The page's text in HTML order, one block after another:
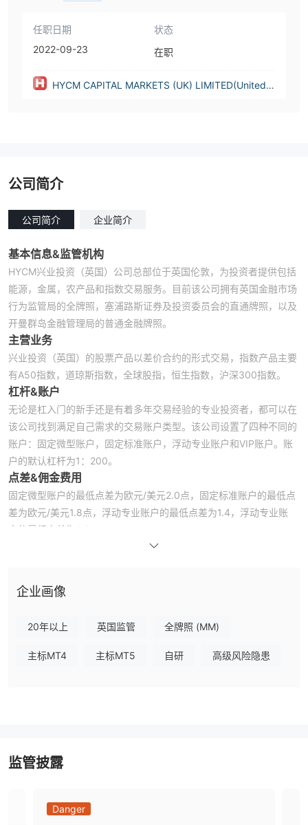
任职日期
2022-09-23
状态
在职
HYCM CAPITAL MARKETS (UK) LIMITED(United K
公司简介
公司简介 企业简介
基本信息&监管机构
HYCM兴业投资（英国）公司总部位于英国伦敦，为投资者提供包括
能源，金属，农产品和指数交易服务。目前该公司拥有英国金融市场
行为监管局的全牌照，塞浦路斯证券及投资委员会的直通牌照，以及
开曼群岛金融管理局的普通金融牌照。
主营业务
兴业投资（英国）的股票产品以差价合约的形式交易，指数产品主要
有A50指数，道琼斯指数，全球股指，恒生指数，沪深300指数。
杠杆&账户
无论是杠入门的新手还是有着多年交易经验的专业投资者，都可以在
该公司找到满足自己需求的交易账户类型。该公司设置了四种不同的
账户：固定微型账户，固定标准账户，浮动专业账户和VIP账户。账
户的默认杠杆为1：200。
点差&佣金费用
固定微型账户的最低点差为欧元/美元2.0点，固定标准账户的最低点
差为欧元/美元1.8点，浮动专业账户的最低点差为1.4，浮动专业账
户的最低点差为0.2。
出入金
元），VISA/MASTERCARD信用卡（最低存款700美元），银行汇
款（最低存款700美元），均不收取存款费用。借记卡出金最低金额
企业画像
20年以上 英国监管 全牌照 (MM)
主标MT4 主标MT5 自研 高级风险隐患
监管披露
Danger